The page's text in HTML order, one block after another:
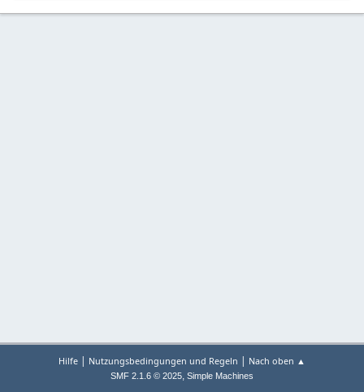
Hilfe | Nutzungsbedingungen und Regeln | Nach oben ▲
SMF 2.1.6 © 2025, Simple Machines